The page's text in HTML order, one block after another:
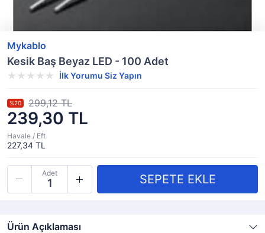
Mykablo
Kesik Baş Beyaz LED - 100 Adet
İlk Yorumu Siz Yapın
239,30 TL
%20 299,12 TL
Havale / Eft
227,34 TL
Adet
Ürün Açıklaması